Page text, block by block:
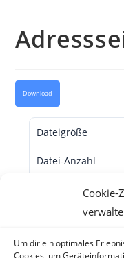
Cookie-
Um dir ein optimales
Cookies, um
Download
Dateigröße
Datei-Anzahl
Erstellungsdatum
Zuletzt aktualisiert
Adressseite